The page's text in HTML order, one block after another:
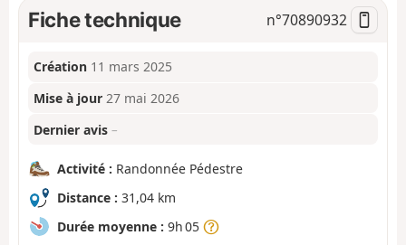
Fiche technique n°70890932
Création 11 mars 2025
Mise à jour 27 mai 2026
Dernier avis –
Activité : Randonnée Pédestre
Distance : 31,04 km
Durée moyenne : 9h 05